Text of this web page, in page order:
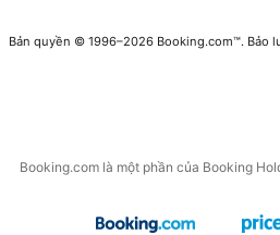
Bản quyền © 1996–2026 Booking.com™. Bảo
Booking.com là một phần của Booking